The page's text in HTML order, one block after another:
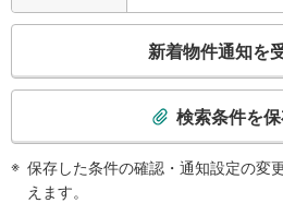
検
新着物件通知を
検索条件を
保存した条件の確認・通知設定の変
えます。